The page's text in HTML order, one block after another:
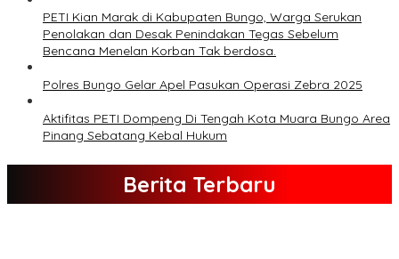
PETI Kian Marak di Kabupaten Bungo, Warga Serukan
Penolakan dan Desak Penindakan Tegas Sebelum
Bencana Menelan Korban Tak berdosa.
Polres Bungo Gelar Apel Pasukan Operasi Zebra 2025
Aktifitas PETI Dompeng Di Tengah Kota Muara Bungo Area
Pinang Sebatang Kebal Hukum
Berita Terbaru